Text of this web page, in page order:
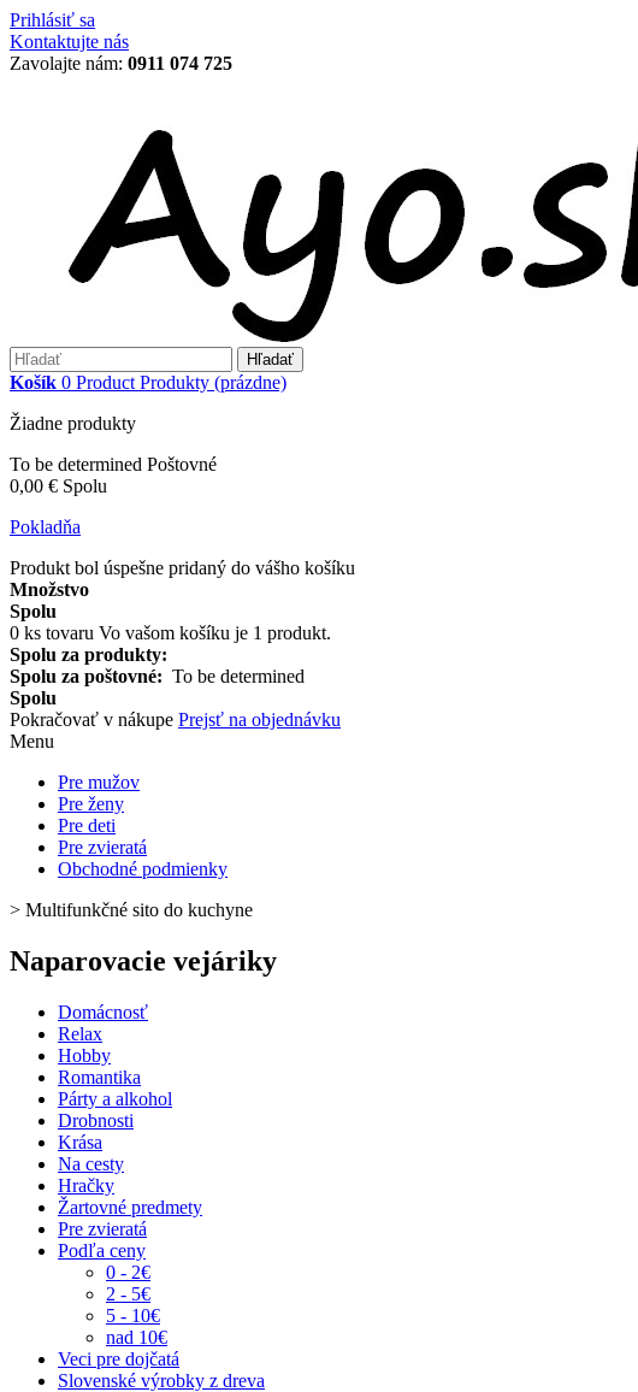
Prihlásiť sa
Kontaktujte nás
Zavolajte nám: 0911 074 725
Hľadať
Košík 0 Product Produkty (prázdne)
Žiadne produkty
To be determined Poštovné
0,00 € Spolu
Pokladňa
Produkt bol úspešne pridaný do vášho košíku
Množstvo
Spolu
0 ks tovaru Vo vašom košíku je 1 produkt.
Spolu za produkty:
Spolu za poštovné: To be determined
Spolu
Pokračovať v nákupe Prejsť na objednávku
Menu
Pre mužov
Pre ženy
Pre deti
Pre zvieratá
Obchodné podmienky
> Multifunkčné sito do kuchyne
Naparovacie vejáriky
Domácnosť
Relax
Hobby
Romantika
Párty a alkohol
Drobnosti
Krása
Na cesty
Hračky
Žartovné predmety
Pre zvieratá
Podľa ceny
0 - 2€
2 - 5€
5 - 10€
nad 10€
Veci pre dojčatá
Slovenské výrobky z dreva